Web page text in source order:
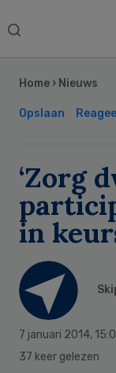
Search
Home › Nieuws
Opslaan
‘Zorg
in
7 januari 2014,
37 keer gelezen
Sidebar